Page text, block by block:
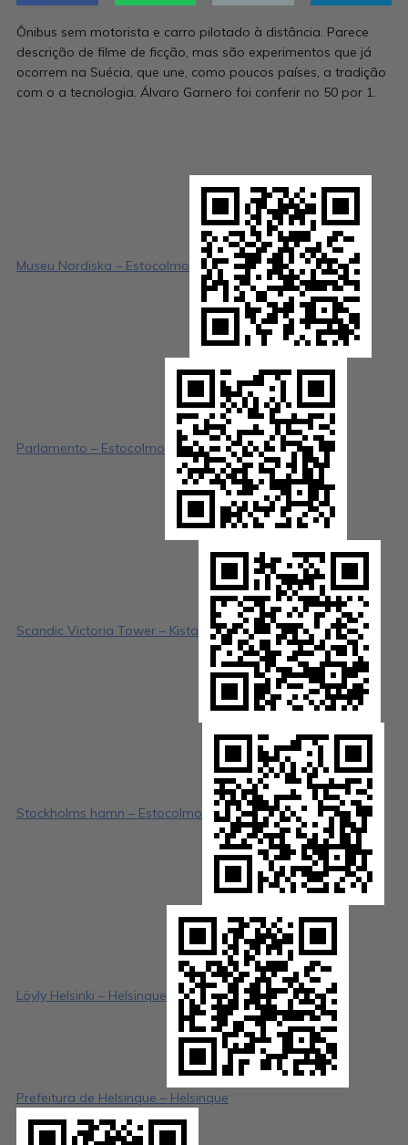
Ônibus sem motorista e carro pilotado à distância. Parece
descrição de filme de ficção, mas são experimentos que já
ocorrem na Suécia, que une, como poucos países, a tradição
com o a tecnologia. Álvaro Garnero foi conferir no 50 por 1.
Museu Nordiska – Estocolmo
Parlamento – Estocolmo
Scandic Victoria Tower – Kista
Stockholms hamn – Estocolmo
Löyly Helsinki – Helsinque
Prefeitura de Helsinque – Helsinque